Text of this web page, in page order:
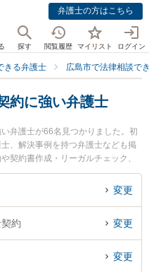
弁護士の方はこちら
探す 閲覧履歴 マイリスト ログイン
きる弁護士 広島市で法律相談で
約に強い弁護士
弁護士が66名見つかりました。初
、解決事例を持つ弁護士なども掲
契約書作成・リーガルチェック、
の絞り込み検索もでき便利です。
士法人プロテクトスタンス 広島事
弁護士に相談したい』『顧問弁護
護士を検索したい』『初回相談無
中区内の弁護士に相談予約した
変更
約 変更
変更